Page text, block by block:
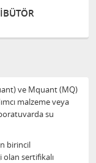
ve Mquant (MQ)
malzeme veya
su
birincil
sertifikalı